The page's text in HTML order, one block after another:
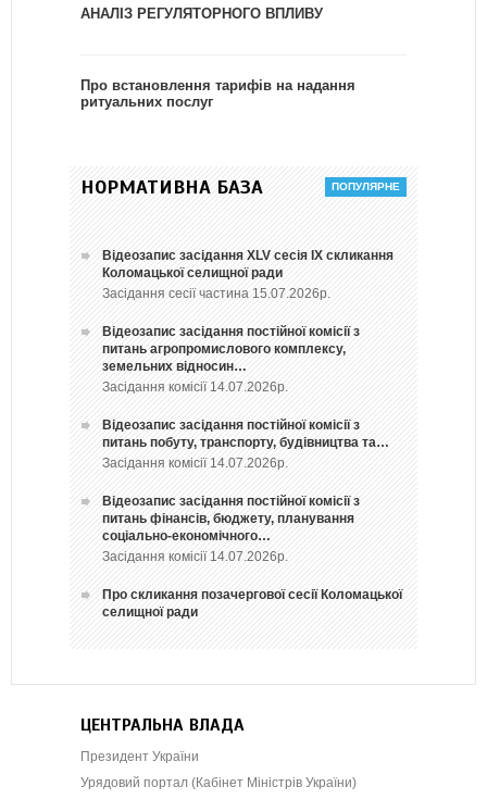
АНАЛІЗ РЕГУЛЯТОРНОГО ВПЛИВУ
Про встановлення тарифів на надання
ритуальних послуг
НОРМАТИВНА БАЗА
Відеозапис засідання ХLV сесія ІХ скликання
Коломацької селищної ради
Засідання сесії частина 15.07.2026р.
Відеозапис засідання постійної комісії з
питань агропромислового комплексу,
земельних відносин…
Засідання комісії 14.07.2026р.
Відеозапис засідання постійної комісії з
питань побуту, транспорту, будівництва та…
Засідання комісії 14.07.2026р.
Відеозапис засідання постійної комісії з
питань фінансів, бюджету, планування
соціально-економічного…
Засідання комісії 14.07.2026р.
Про скликання позачергової сесії Коломацької
селищної ради
ЦЕНТРАЛЬНА ВЛАДА
Президент України
Урядовий портал (Кабінет Міністрів України)